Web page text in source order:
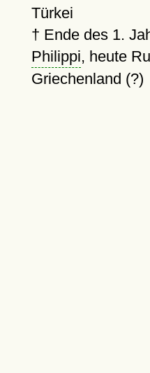
Türkei
† Ende des 1.
Philippi, heute
Griechenland (?)